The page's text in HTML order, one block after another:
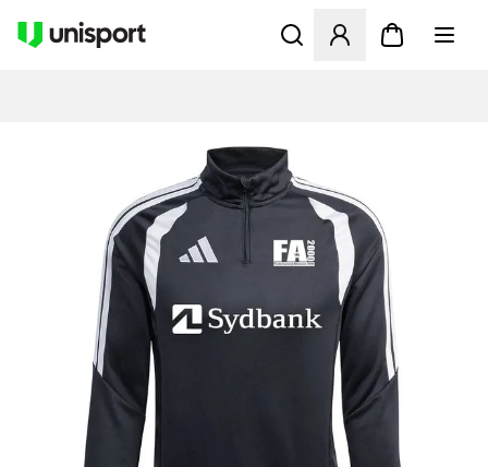
Öppnar en Modal för att